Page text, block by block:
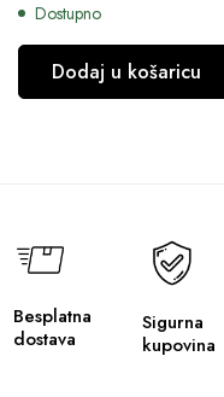
Dostupno
Dodaj u košaricu
Besplatna
dostava
Sigurna
kupovina